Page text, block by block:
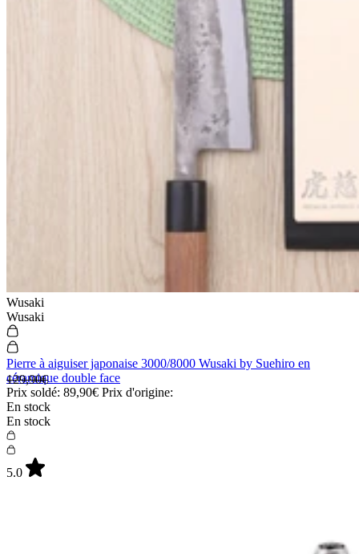
Wusaki
Wusaki
Pierre à aiguiser japonaise 3000/8000 Wusaki by Suehiro en
céramique double face
Prix soldé: 89,90€ Prix d'origine:
129,90€
En stock
En stock
5.0